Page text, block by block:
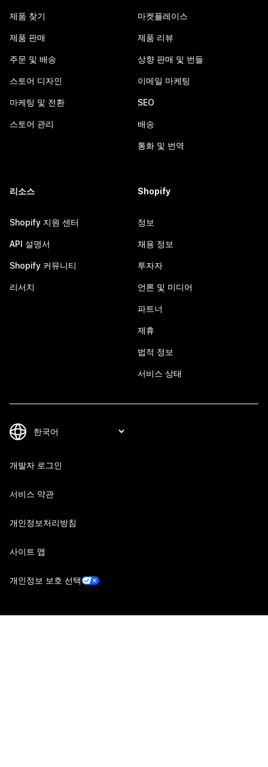
제품 찾기
제품 판매
주문 및 배송
스토어 디자인
마케팅 및 전환
스토어 관리
마켓플레이스
제품 리뷰
상향 판매 및 번들
이메일 마케팅
SEO
배송
통화 및 번역
리소스
Shopify 지원 센터
API 설명서
Shopify 커뮤니티
리서치
Shopify
정보
채용 정보
투자자
언론 및 미디어
파트너
제휴
법적 정보
서비스 상태
개발자 로그인
서비스 약관
개인정보처리방침
사이트 맵
개인정보 보호 선택